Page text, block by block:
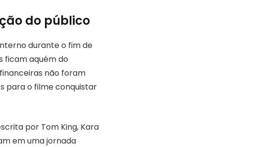
do público
durante o fim de
ficam aquém do
não foram
para o filme conquistar
por Tom King, Kara
em uma jornada